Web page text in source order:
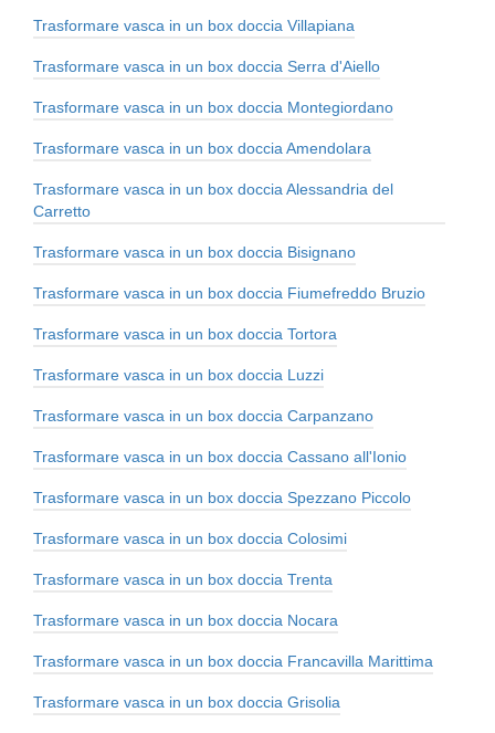
Trasformare vasca in un box doccia Villapiana
Trasformare vasca in un box doccia Serra d'Aiello
Trasformare vasca in un box doccia Montegiordano
Trasformare vasca in un box doccia Amendolara
Trasformare vasca in un box doccia Alessandria del
Carretto
Trasformare vasca in un box doccia Bisignano
Trasformare vasca in un box doccia Fiumefreddo Bruzio
Trasformare vasca in un box doccia Tortora
Trasformare vasca in un box doccia Luzzi
Trasformare vasca in un box doccia Carpanzano
Trasformare vasca in un box doccia Cassano all'Ionio
Trasformare vasca in un box doccia Spezzano Piccolo
Trasformare vasca in un box doccia Colosimi
Trasformare vasca in un box doccia Trenta
Trasformare vasca in un box doccia Nocara
Trasformare vasca in un box doccia Francavilla Marittima
Trasformare vasca in un box doccia Grisolia